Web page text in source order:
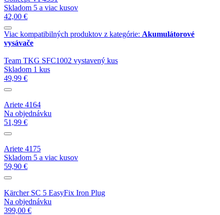
Skladom 5 a viac kusov
42,00 €
Viac kompatibilných produktov z kategórie: Akumulátorové
vysávače
Team TKG SFC1002 vystavený kus
Skladom 1 kus
49,99 €
Ariete 4164
Na objednávku
51,99 €
Ariete 4175
Skladom 5 a viac kusov
59,90 €
Kärcher SC 5 EasyFix Iron Plug
Na objednávku
399,00 €